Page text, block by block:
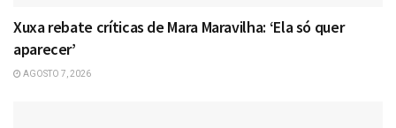
Xuxa rebate críticas de Mara Maravilha: ‘Ela só quer
aparecer’
AGOSTO 7, 2026